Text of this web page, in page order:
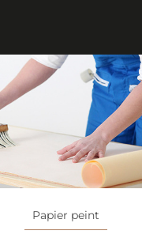
Papier peint